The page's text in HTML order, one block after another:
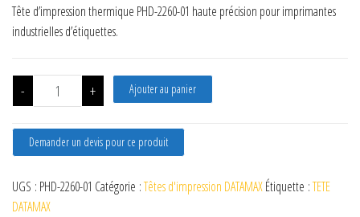
Tête d’impression thermique PHD-2260-01 haute précision pour imprimantes
industrielles d’étiquettes.
- quantité de PHD-2260-01 Tête d'impression Datamax M-4210
+ Ajouter au panier
Demander un devis pour ce produit
UGS : PHD-2260-01 Catégorie :Têtes d'impression DATAMAXÉtiquette :TETE
DATAMAX